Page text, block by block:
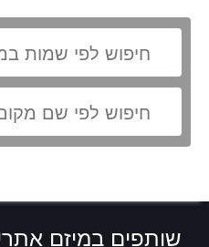
שותפים במיזם